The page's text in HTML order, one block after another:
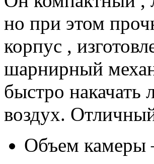
но при этом
корпус ,
шарнирный
быстро накачать
воздух.
Объем камеры